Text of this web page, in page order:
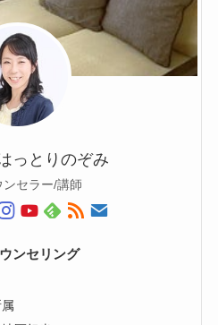
っとりのぞみ
ンセラー/講師
ンセリング